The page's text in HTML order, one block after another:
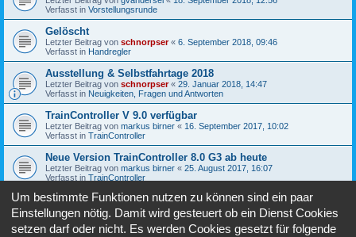
Verfasst in Vorstellungsrunde
Gelöscht
Letzter Beitrag von schnorpser« 6. September 2018, 09:46
Verfasst in Handregler
Ausstellung & Selbstfahrtage 2018
Letzter Beitrag von schnorpser« 29. Januar 2018, 14:47
Verfasst in Neuigkeiten, Fragen und Antworten
TrainController V 9.0 verfügbar
Letzter Beitrag von markus birner « 16. September 2017, 10:02
Verfasst in TrainController
Neue Version TrainController 8.0 G3 ab heute
Letzter Beitrag von markus birner « 25. August 2017, 16:07
Verfasst in TrainController
Software-Update für Lok- und Sound-Decoder
Letzter Beitrag vonmarkus birner«27. Februar 2017, 20:30
Verfasst in Fahren unter SX
Um bestimmte Funktionen nutzen zu können sind ein paar
Einstellungen nötig. Damit wird gesteuert ob ein Dienst Cookies
setzen darf oder nicht. Es werden Cookies gesetzt für folgende